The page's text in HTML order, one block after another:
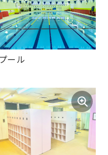
プール
is
into
English.